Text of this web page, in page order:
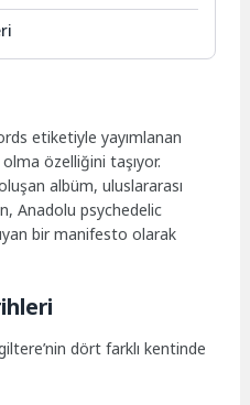
etiketiyle yayımlanan
özelliğini taşıyor.
albüm, uluslararası
Anadolu psychedelic
bir manifesto olarak
dört farklı kentinde